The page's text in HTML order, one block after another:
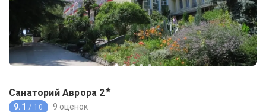
Санаторий Аврора 2★
9.1 / 10 9 оценок